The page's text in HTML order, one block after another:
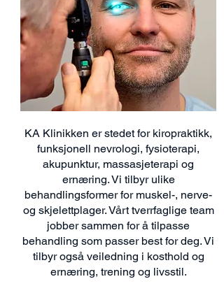
KA Klinikken er stedet for kiropraktikk,
funksjonell nevrologi, fysioterapi,
akupunktur, massasjeterapi og
ernæring. Vi tilbyr ulike
behandlingsformer for muskel-, nerve-
og skjelettplager. Vårt tverrfaglige team
jobber sammen for å tilpasse
behandling som passer best for deg. Vi
tilbyr også veiledning i kosthold og
ernæring, trening og livsstil.